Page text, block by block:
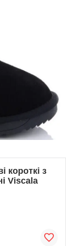
короткі з
Viscala